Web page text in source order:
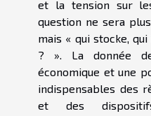
et la tension sur
question ne sera
mais « qui stocke,
? ». La donnée
économique et une
indispensables des
et des